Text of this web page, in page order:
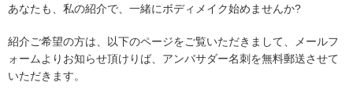
あなたも、私の紹介で、一緒にボディメイク始めませんか?
紹介ご希望の方は、以下のページをご覧いただきまして、メールフ
ォームよりお知らせ頂けりば、アンバサダー名刺を無料郵送させて
いただきます。